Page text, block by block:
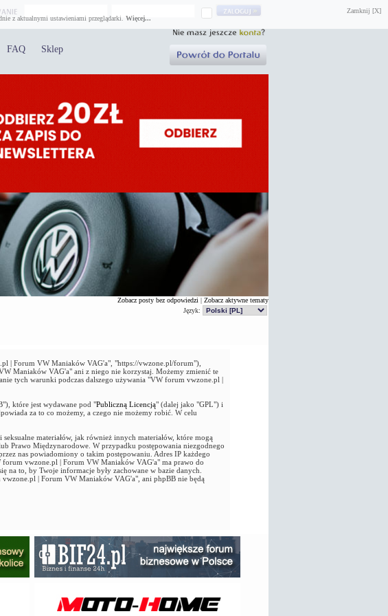
Zamknij [X]
z aktualnymi ustawieniami przeglądarki. Więcej...
FAQ Sklep
Zobacz posty bez odpowiedzi | Zobacz aktywne tematy
Język:
| Forum VW Maniaków VAG'a", "https://vwzone.pl/forum"),
Maniaków VAG'a" ani z niego nie korzystaj. Możemy zmienić te
tych warunki podczas dalszego używania "VW forum vwzone.pl |
które jest wydawane pod "Publiczną Licencją" (dalej jako "GPL") i
za to co możemy, a czego nie możemy robić. W celu
materiałów, jak również innych materiałów, które mogą
Prawo Międzynarodowe. W przypadku postępowania niezgodnego
nas powiadomiony o takim postępowaniu. Adres IP każdego
forum vwzone.pl | Forum VW Maniaków VAG'a" ma prawo do
na to, by Twoje informacje były zachowane w bazie danych.
| Forum VW Maniaków VAG'a", ani phpBB nie będą